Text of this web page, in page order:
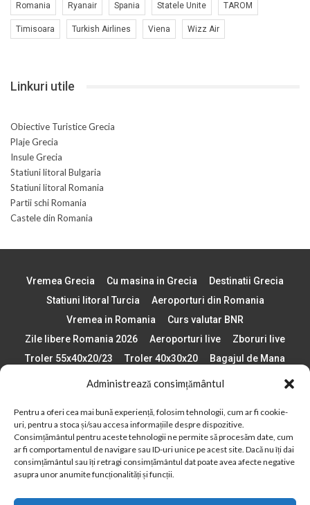
Administrează consimțământul
Pentru a oferi cea mai bună experiență, folosim tehnologii, cum ar fi cookie-
uri, pentru a stoca și/sau accesa informațiile despre dispozitive.
Consimțământul pentru aceste tehnologii ne permite să procesăm date, cum
ar fi comportamentul de navigare sau ID-uri unice pe acest site. Dacă nu îți dai
consimțământul sau îți retragi consimțământul dat poate avea afecte negative
asupra unor anumite funcționalități și funcții.
Romania Ryanair Spania Statele Unite TAROM
Timisoara Turkish Airlines Viena Wizz Air
Linkuri utile
Obiective Turistice Grecia
Plaje Grecia
Insule Grecia
Statiuni litoral Bulgaria
Statiuni litoral Romania
Partii schi Romania
Castele din Romania
Vremea Grecia Cu masina in Grecia
Destinatii Grecia
Statiuni litoral Turcia
Aeroporturi din Romania
Vremea in Romania
Curs valutar BNR
Zile libere Romania 2026
Aeroporturi live
Zboruri live
Troler 55x40x20/23
Troler 40x30x20
Bagajul de Mana
Paste 2026
Cele mai bune telefoane
Plaje din Europa
Concerte Romania 2025
Asigurare de calatorie
Când se schimba ora în 2026
Calendar Formula 1 sezon 2026
Boarding Pass
Despre AirlinesTravel.ro
Politică cookie-uri (UE)